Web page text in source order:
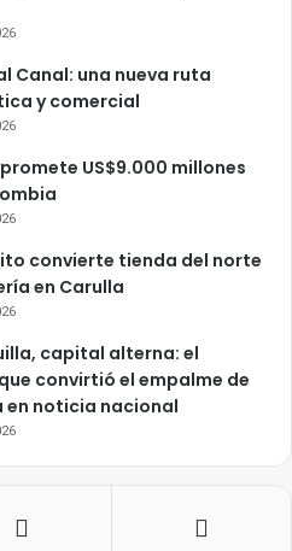
Canal: una nueva ruta
y comercial
US$9.000 millones
convierte tienda del norte
en Carulla
capital alterna: el
convirtió el empalme de
en noticia nacional